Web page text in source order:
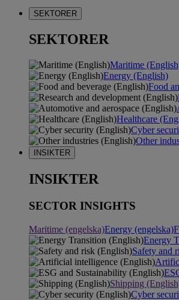
SEKTORER
SEKTORER
Maritime
Energy (English)
Food
Healthcare
Cyber
Other
INSIKTER
INSIKTER
SECTOR INSIGHTS
Maritime (engelska)Energy (engelska)
Energy
Safety and
Shipping
Cyber